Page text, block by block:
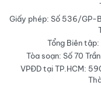
Giấy phép: Số 536/GP-
Tổng Biên
Tòa soạn: Số 70
VPĐD tại TP.HCM: